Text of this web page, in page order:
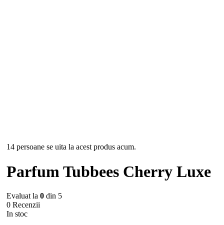
14 persoane se uita la acest produs acum.
Parfum Tubbees Cherry Luxe
Evaluat la 0 din 5
0 Recenzii
In stoc